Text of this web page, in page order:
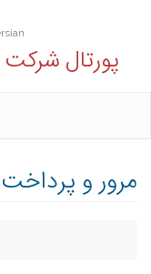
پورتال شرکت
مرور و پرداخت